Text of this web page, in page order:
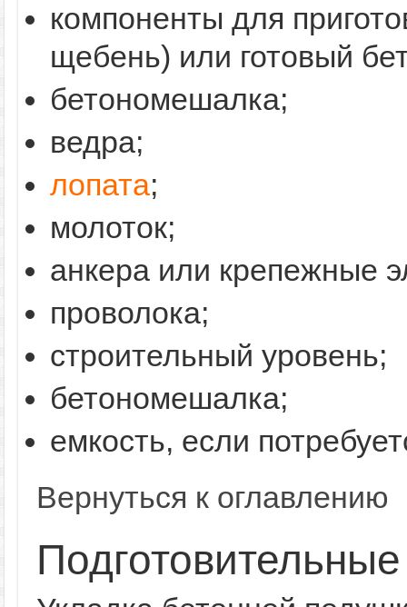
компоненты для
щебень) или готовый
бетономешалка;
ведра;
лопата;
молоток;
анкера или крепежные
проволока;
строительный уровень;
бетономешалка;
емкость, если
Вернуться к оглавлению